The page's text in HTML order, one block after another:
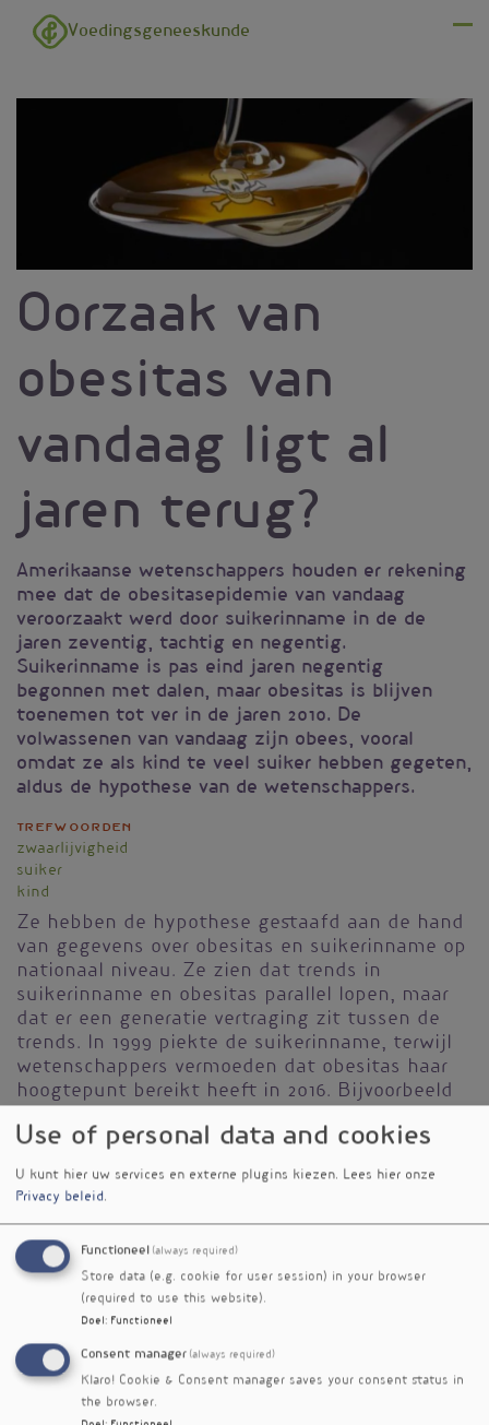
Overslaan en naar de inhoud gaan
Voedingsgeneeskunde
Oorzaak van
obesitas van
vandaag ligt al
jaren terug?
Amerikaanse wetenschappers houden er rekening
mee dat de obesitasepidemie van vandaag
veroorzaakt werd door suikerinname in de de
jaren zeventig, tachtig en negentig.
Suikerinname is pas eind jaren negentig
begonnen met dalen, maar obesitas is blijven
toenemen tot ver in de jaren 2010. De
volwassenen van vandaag zijn obees, vooral
omdat ze als kind te veel suiker hebben gegeten,
aldus de hypothese van de wetenschappers.
Trefwoorden
zwaarlijvigheid
suiker
kind
Ze hebben de hypothese gestaafd aan de hand
van gegevens over obesitas en suikerinname op
nationaal niveau. Ze zien dat trends in
suikerinname en obesitas parallel lopen, maar
dat er een generatie vertraging zit tussen de
trends. In 1999 piekte de suikerinname, terwijl
wetenschappers vermoeden dat obesitas haar
hoogtepunt bereikt heeft in 2016. Bijvoorbeeld
het eerst begonnen met dalen.
Opmerkelijk is dat in hun model suikerinname
voldoende is om de obesitasepidemie bij
volwassen te verklaren tijdens de afgelopen 30
jaar. In 1970 is de VS overgeschakeld op
consumptie van high-fructose corn syrup
(HFCS); in 1999 at de gemiddelde Amerikaan 74
g suiker per dag, alleen al uit HFCS.
Referenties
Alexander Bentley R, Ruck DJ, Fouts HN. U.S. obesity as
delayed effect of excess sugar. Econ Hum Biol. 2019 Sep
Use of personal data and cookies
U kunt hier uw services en externe plugins kiezen. Lees hier onze
Privacy beleid.
Functioneel (always required)
Store data (e.g. cookie for user session) in your browser
(required to use this website).
Doel : Functioneel
Consent manager (always required)
Klaro! Cookie & Consent manager saves your consent status in
the browser.